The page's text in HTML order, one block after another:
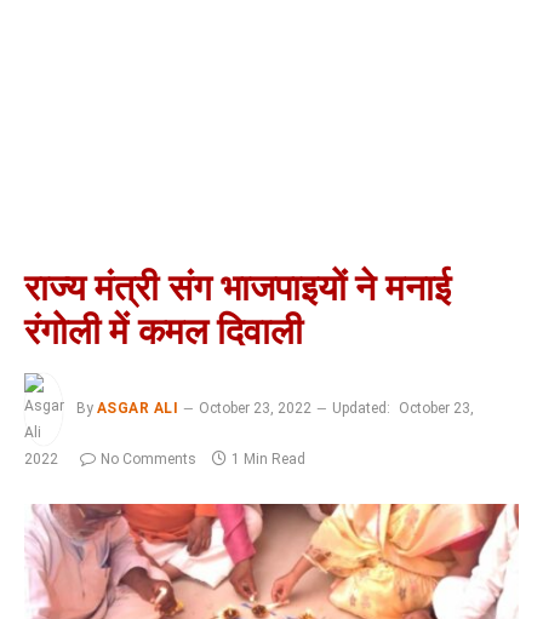
राज्य मंत्री संग भाजपाइयों ने मनाई
रंगोली में कमल दिवाली
By ASGAR ALI October 23, 2022 Updated: October 23,
2022 No Comments 1 Min Read